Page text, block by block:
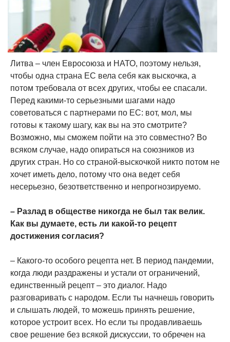
Литва – член Евросоюза и НАТО, поэтому нельзя,
чтобы одна страна ЕС вела себя как выскочка, а
потом требовала от всех других, чтобы ее спасали.
Перед какими-то серьезными шагами надо
советоваться с партнерами по ЕС: вот, мол, мы
готовы к такому шагу, как вы на это смотрите?
Возможно, мы сможем пойти на это совместно? Во
всяком случае, надо опираться на союзников из
других стран. Но со страной-выскочкой никто потом не
хочет иметь дело, потому что она ведет себя
несерьезно, безответственно и непрогнозируемо.
– Разлад в обществе никогда не был так велик.
Как вы думаете, есть ли какой-то рецепт
достижения согласия?
– Какого-то особого рецепта нет. В период пандемии,
когда люди раздражены и устали от ограничений,
единственный рецепт – это диалог. Надо
разговаривать с народом. Если ты начнешь говорить
и слышать людей, то можешь принять решение,
которое устроит всех. Но если ты продавливаешь
свое решение без всякой дискуссии, то обречен на